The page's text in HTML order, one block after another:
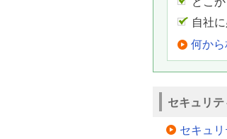
自社
何から
セキュリ
セキュ